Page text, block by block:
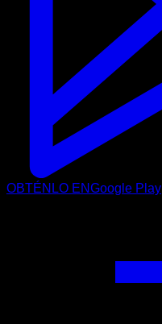
OBTÉNLO ENGoogle Play